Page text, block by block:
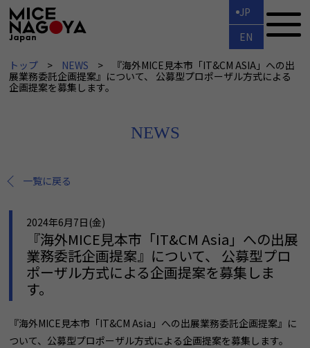
JP
EN
トップ NEWS
『海外MICE見本市「IT&CM ASIA」への出
展業務委託企画提案』について、 公募型プロポーザル方式による
企画提案を募集します。
NEWS
一覧に戻る
2024年6月7日(金)
『海外MICE見本市「IT&CM Asia」への出展
業務委託企画提案』について、 公募型プロ
ポーザル方式による企画提案を募集しま
す。
『海外MICE見本市「IT&CM Asia」への出展業務委託企画提案』に
ついて、公募型プロポーザル方式による企画提案を募集します。